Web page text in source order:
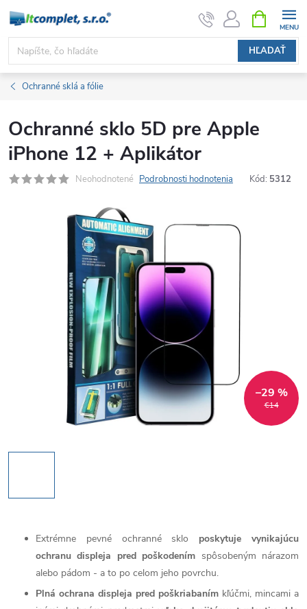
Prejsť
obsah
HĽADAŤ
KOŠÍK
Ochranné sklá a fólie
Ochranné sklo 5D pre Apple
iPhone 12 + Aplikátor
Neohodnotené Podrobnosti hodnotenia Kód: 5312
€14
–29 %
Extrémne pevné ochranné sklo poskytuje vynikajúcu
ochranu displeja pred poškodením spôsobeným nárazom
alebo pádom - a to po celom jeho povrchu.
Plná ochrana displeja pred poškriabaním kľúčmi, mincami a